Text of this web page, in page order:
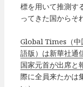
標を用いて推測す
ってきた国からそ
Global Times（中
語版）は新華社通
国家元首が出席と
際に全員来たかは